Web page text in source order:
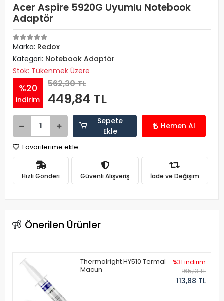
Acer Aspire 5920G Uyumlu Notebook
Adaptör
Marka: Redox
Kategori: Notebook Adaptör
Stok: Tükenmek Üzere
%20
indirim
562,30 TL
449,84 TL
Sepete
Ekle
Hemen Al
Favorilerime ekle
Hızlı Gönderi Güvenli Alışveriş İade ve Değişim
Önerilen Ürünler
Thermalright HY510 Termal
Macun
%31 indirim
165,13 TL
113,88 TL